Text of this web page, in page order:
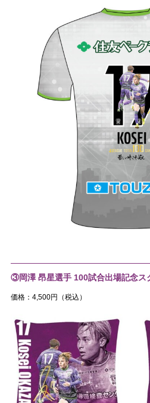
③岡澤 昂星選手 100試合出場記念ス
価格：4,500円（税込）